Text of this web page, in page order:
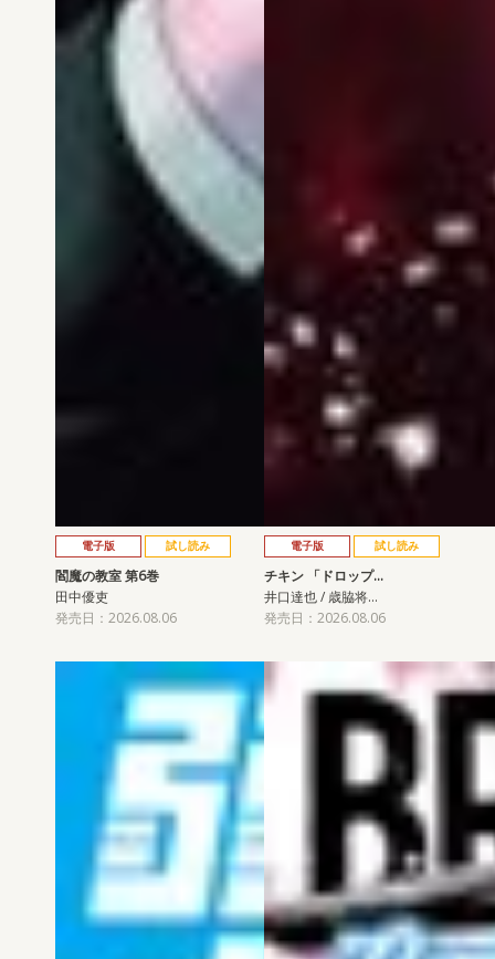
電子版 試し読み
閻魔の教室 第6巻
田中優吏
発売日：2026.08.06
電子版 試し読み
チキン 「ドロップ…
井口達也 / 歳脇将…
発売日：2026.08.06